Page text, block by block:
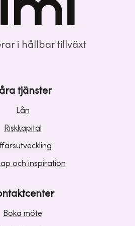
i hållbar tillväxt
tjänster
Lån
Riskkapital
och inspiration
Boka möte